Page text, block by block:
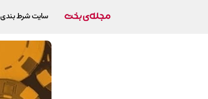
سایت شرط بندی